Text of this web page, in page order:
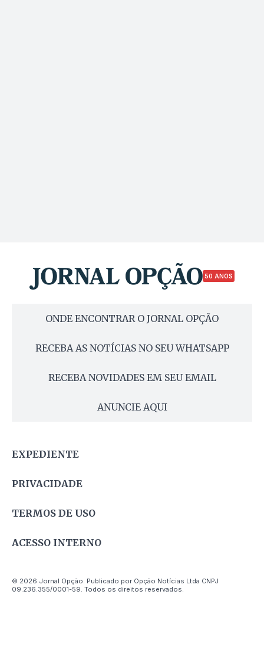
50 ANOS
ONDE ENCONTRAR O JORNAL OPÇÃO
RECEBA AS NOTÍCIAS NO SEU WHATSAPP
RECEBA NOVIDADES EM SEU EMAIL
ANUNCIE AQUI
EXPEDIENTE
PRIVACIDADE
TERMOS DE USO
ACESSO INTERNO
© 2026 Jornal Opção. Publicado por Opção Notícias Ltda CNPJ
09.236.355/0001-59. Todos os direitos reservados.